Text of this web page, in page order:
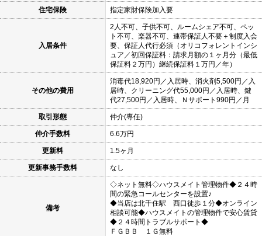
住宅保険 指定家財保険加入要
入居条件
2人不可、子供不可、ルームシェア不可、ペッ
ト不可、楽器不可、連帯保証人不要＋制度入会
要、保証人代行必須（オリコフォレントインシ
ュア／初回保証料：請求月額の１ヶ月分（最低
保証料２万円）継続保証料１万円／年）
その他の費用
消毒代18,920円／入居時、消火剤5,500円／入
居時、クリーニング代55,000円／入居時、鍵
代27,500円／入居時、Ｎサポート990円／月
取引形態 仲介(専任)
仲介手数料 6.6万円
更新料 1.5ヶ月
更新事務手数料 なし
備考
◇ネット無料◇ハウスメイト管理物件◆２４時
間の緊急コールセンターを設置♪
◆当店は北千住駅 西口徒歩１分◆オンライン
相談可能◆ハウスメイトの管理物件で安心賃貸
◆２４時間トラブルサポート◆
ＦＧＢＢ １Ｇ無料